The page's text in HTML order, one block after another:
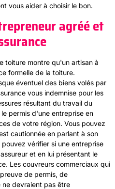
vous aider à choisir le bon.
agréé et
toiture montre qu'un artisan à
formelle de la toiture.
éventuel des biens volés par
vous indemnise pour les
résultant du travail du
permis d'une entreprise en
de votre région. Vous pouvez
cautionnée en parlant à son
vérifier si une entreprise
et en lui présentant le
Les couvreurs commerciaux qui
de permis, de
devraient pas être